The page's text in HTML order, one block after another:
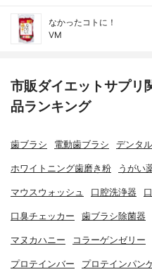
なかったコトに！
VM
市販ダイエットサプリ
品ランキング
歯ブラシ 電動歯ブラシ デンタ
ホワイトニング歯磨き粉 うがい
マウスウォッシュ 口腔洗浄器
口臭チェッカー 歯ブラシ除菌器
マヌカハニー コラーゲンゼリー
プロテインバー プロテインパン